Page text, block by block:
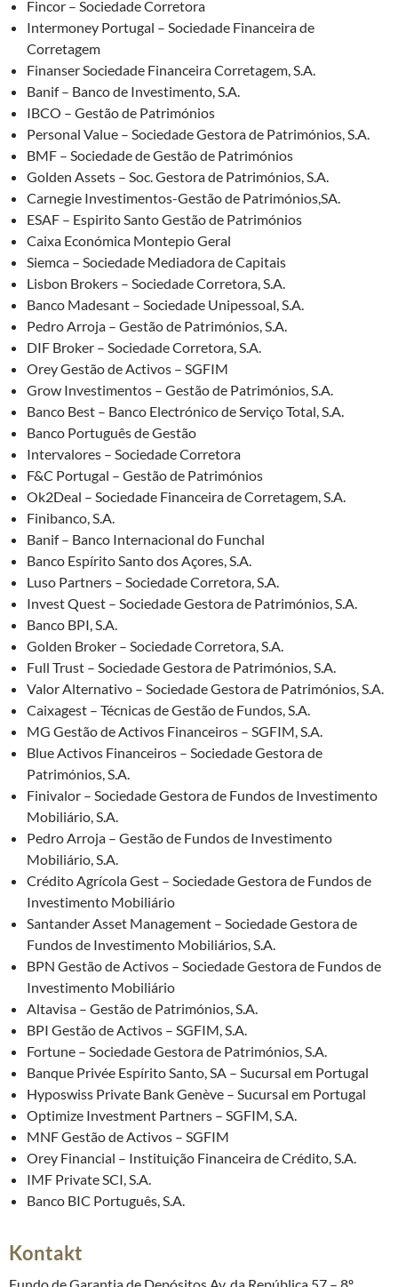
Fincor – Sociedade Corretora
Intermoney Portugal – Sociedade Financeira de
Corretagem
Finanser Sociedade Financeira Corretagem, S.A.
Banif – Banco de Investimento, S.A.
IBCO – Gestão de Patrimónios
Personal Value – Sociedade Gestora de Patrimónios, S.A.
BMF – Sociedade de Gestão de Patrimónios
Golden Assets – Soc. Gestora de Patrimónios, S.A.
Carnegie Investimentos-Gestão de Patrimónios,SA.
ESAF – Espirito Santo Gestão de Patrimónios
Caixa Económica Montepio Geral
Siemca – Sociedade Mediadora de Capitais
Lisbon Brokers – Sociedade Corretora, S.A.
Banco Madesant – Sociedade Unipessoal, S.A.
Pedro Arroja – Gestão de Patrimónios, S.A.
DIF Broker – Sociedade Corretora, S.A.
Orey Gestão de Activos – SGFIM
Grow Investimentos – Gestão de Patrimónios, S.A.
Banco Best – Banco Electrónico de Serviço Total, S.A.
Banco Português de Gestão
Intervalores – Sociedade Corretora
F&C Portugal – Gestão de Patrimónios
Ok2Deal – Sociedade Financeira de Corretagem, S.A.
Finibanco, S.A.
Banif – Banco Internacional do Funchal
Banco Espírito Santo dos Açores, S.A.
Luso Partners – Sociedade Corretora, S.A.
Invest Quest – Sociedade Gestora de Patrimónios, S.A.
Banco BPI, S.A.
Golden Broker – Sociedade Corretora, S.A.
Full Trust – Sociedade Gestora de Patrimónios, S.A.
Valor Alternativo – Sociedade Gestora de Patrimónios, S.A.
Caixagest – Técnicas de Gestão de Fundos, S.A.
MG Gestão de Activos Financeiros – SGFIM, S.A.
Blue Activos Financeiros – Sociedade Gestora de
Patrimónios, S.A.
Finivalor – Sociedade Gestora de Fundos de Investimento
Mobiliário, S.A.
Pedro Arroja – Gestão de Fundos de Investimento
Mobiliário, S.A.
Crédito Agrícola Gest – Sociedade Gestora de Fundos de
Investimento Mobiliário
Santander Asset Management – Sociedade Gestora de
Fundos de Investimento Mobiliários, S.A.
BPN Gestão de Activos – Sociedade Gestora de Fundos de
Investimento Mobiliário
Altavisa – Gestão de Patrimónios, S.A.
BPI Gestão de Activos – SGFIM, S.A.
Fortune – Sociedade Gestora de Patrimónios, S.A.
Banque Privée Espírito Santo, SA – Sucursal em Portugal
Hyposwiss Private Bank Genève – Sucursal em Portugal
Optimize Investment Partners – SGFIM, S.A.
MNF Gestão de Activos – SGFIM
Orey Financial – Instituição Financeira de Crédito, S.A.
IMF Private SCI, S.A.
Banco BIC Português, S.A.
Kontakt